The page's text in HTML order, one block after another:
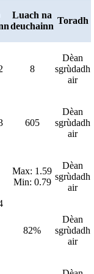
Luach na
deuchainn
Toradh
8
Dèan
sgrùdadh
air
605
Dèan
sgrùdadh
air
Max: 1.59
Min: 0.79
Dèan
sgrùdadh
air
82%
Dèan
sgrùdadh
air